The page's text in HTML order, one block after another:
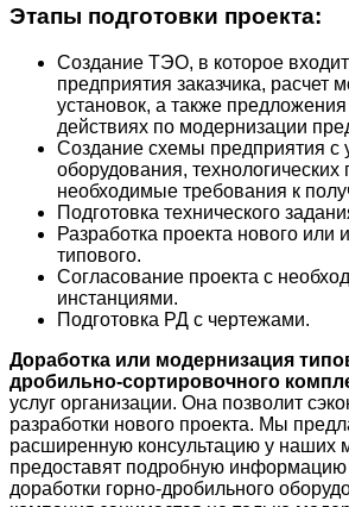
Этапы подготовки проекта:
Создание ТЭО, в которое
предприятия заказчика, расчет
установок, а также
действиях по модернизации
Создание схемы предприятия с
оборудования, технологических
необходимые требования к
Подготовка технического
Разработка проекта нового или
типового.
Согласование проекта с
инстанциями.
Подготовка РД с чертежами.
Доработка или модернизация
дробильно-сортировочного
услуг организации. Она позволит
разработки нового проекта. Мы
расширенную консультацию у наших
предоставят подробную информацию
доработки горно-дробильного